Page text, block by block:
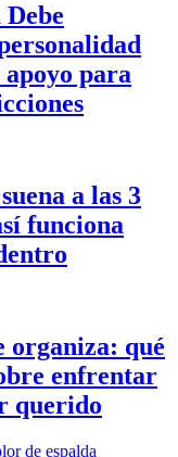
para
a las 3
funciona
organiza: qué
enfrentar
querido